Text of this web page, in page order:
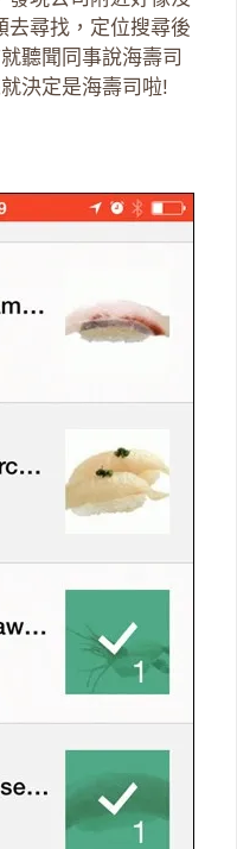
去尋找，定位搜尋後
聽聞同事說海壽司
決定是海壽司啦!